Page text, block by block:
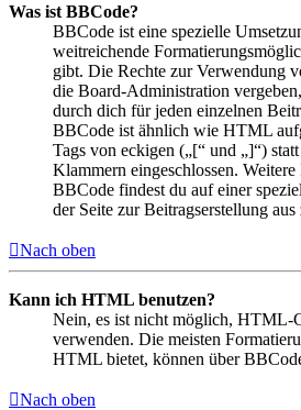
Was ist BBCode?
BBCode ist eine spezielle
weitreichende
gibt. Die Rechte zur Verwendung
die Board-Administration
durch dich für jeden einzelnen
BBCode ist ähnlich wie HTML
Tags von eckigen („[“ und „]“)
Klammern eingeschlossen.
BBCode findest du auf einer
der Seite zur Beitragserstellung
Nach oben
Kann ich HTML benutzen?
Nein, es ist nicht möglich, HTML-
verwenden. Die meisten
HTML bietet, können über
Nach oben